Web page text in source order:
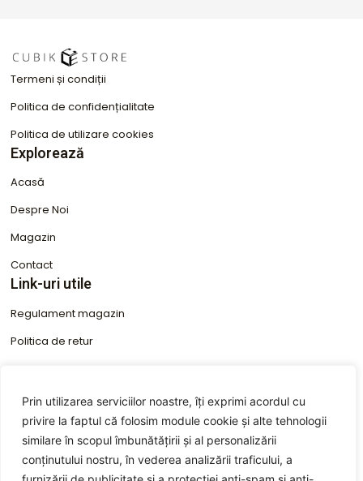
Prin utilizarea serviciilor noastre, îți exprimi acordul cu
privire la faptul că folosim module cookie și alte tehnologii
similare în scopul îmbunătățirii și al personalizării
conținutului nostru, în vederea analizării traficului, a
Termeni și condiții
Politica de confidențialitate
Politica de utilizare cookies
Explorează
Acasă
Despre Noi
Magazin
Contact
Link-uri utile
Regulament magazin
Politica de retur
Termen valabilitate produse cosmetice
ANPC
Informații de Contact
+40 746 610 913